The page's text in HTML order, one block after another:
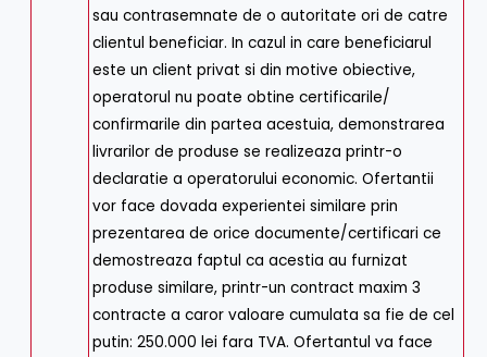
sau contrasemnate de o autoritate ori de catre
clientul beneficiar. In cazul in care beneficiarul
este un client privat si din motive obiective,
operatorul nu poate obtine certificarile/
confirmarile din partea acestuia, demonstrarea
livrarilor de produse se realizeaza printr-o
declaratie a operatorului economic. Ofertantii
vor face dovada experientei similare prin
prezentarea de orice documente/certificari ce
demostreaza faptul ca acestia au furnizat
produse similare, printr-un contract maxim 3
contracte a caror valoare cumulata sa fie de cel
putin: 250.000 lei fara TVA. Ofertantul va face